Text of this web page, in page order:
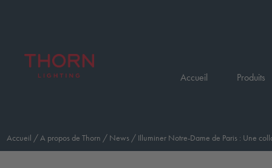
Accueil Produits
Accueil /A propos de Thorn / News / Illuminer Notre-Dame de Paris : Une